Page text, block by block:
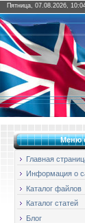
Пятница, 07.08.2026,
Меню
Главная
Информация о
Каталог файлов
Каталог статей
Блог